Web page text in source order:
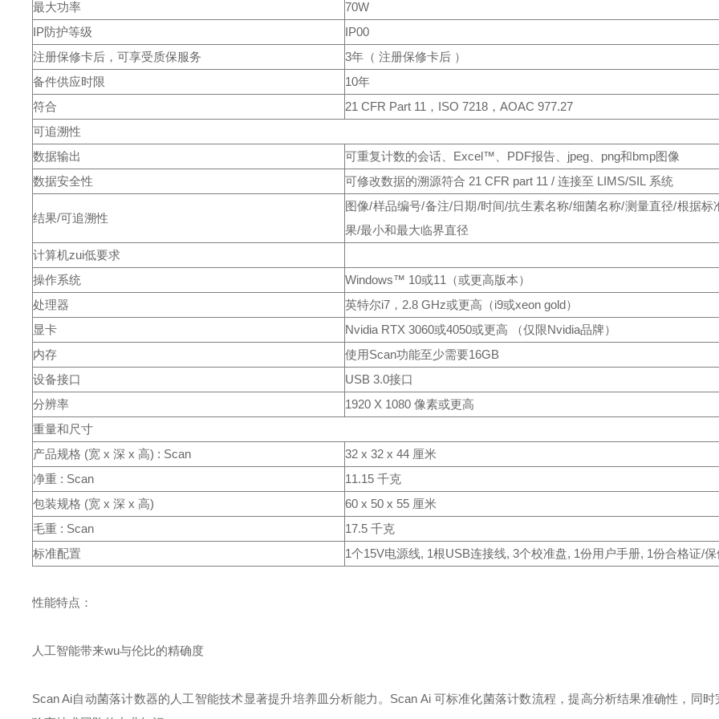
最大功率
70W
IP防护等级
IP00
注册保修卡后，可享受质保服务
3年（ 注册保修卡后 ）
备件供应时限
10年
符合
21 CFR Part 11，ISO 7218，AOAC 977.27
可追溯性
数据输出
可重复计数的会话、Excel™、PDF报告、jpeg、png和bmp图像
数据安全性
可修改数据的溯源符合 21 CFR part 11 / 连接至 LIMS/SIL 系统
结果/可追溯性
图像/样品编号/备注/日期/时间/抗生素名称/细菌名称/测量直径/根据标
果/最小和最大临界直径
计算机zui低要求
操作系统
Windows™ 10或11（或更高版本）
处理器
英特尔i7，2.8 GHz或更高（i9或xeon gold）
显卡
Nvidia RTX 3060或4050或更高 （仅限Nvidia品牌）
内存
使用Scan功能至少需要16GB
设备接口
USB 3.0接口
分辨率
1920 X 1080 像素或更高
重量和尺寸
产品规格 (宽 x 深 x 高) : Scan
32 x 32 x 44 厘米
净重 : Scan
11.15 千克
包装规格 (宽 x 深 x 高)
60 x 50 x 55 厘米
毛重 : Scan
17.5 千克
标准配置
1个15V电源线, 1根USB连接线, 3个校准盘, 1份用户手册, 1份合格证/保
性能特点：
人工智能带来wu与伦比的精确度
Scan Ai自动菌落计数器的人工智能技术显著提升培养皿分析能力。Scan Ai 可标准化菌落计数流程，提高分析结果准确性，同时